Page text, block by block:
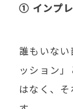
① インプ
誰もいな
ッション
はなく、